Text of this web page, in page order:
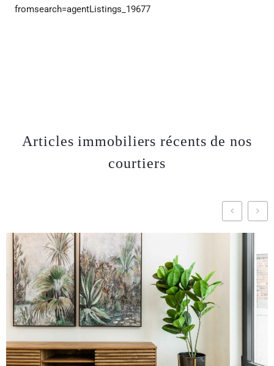
fromsearch=agentListings_19677
Articles immobiliers récents de nos
courtiers